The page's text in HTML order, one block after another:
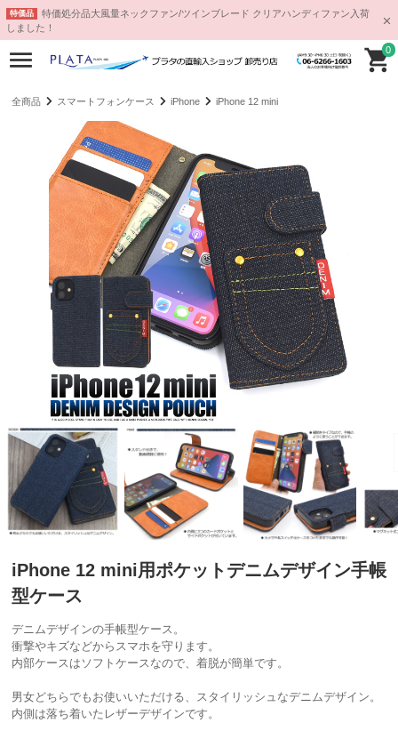
特価品
特価処分品大風量ネックファン/ツインブレード クリアハンディファン入荷
しました！
0
全商品 スマートフォンケース iPhone iPhone 12 mini
iPhone 12 mini用ポケットデニムデザイン手帳
型ケース
デニムデザインの手帳型ケース。
衝撃やキズなどからスマホを守ります。
内部ケースはソフトケースなので、着脱が簡単です。
男女どちらでもお使いいただける、スタイリッシュなデニムデザイン。
内側は落ち着いたレザーデザインです。